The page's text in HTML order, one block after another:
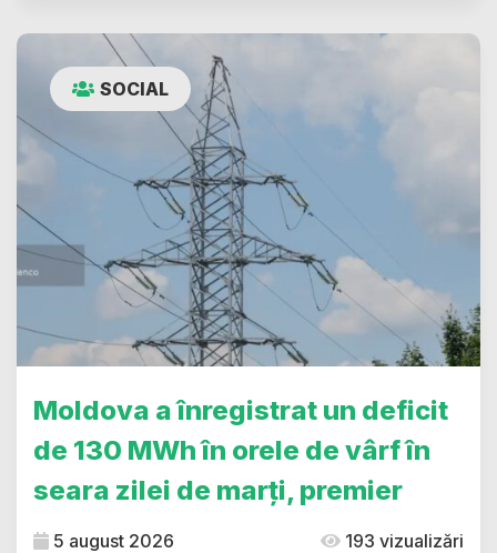
SOCIAL
Moldova a înregistrat un deficit
de 130 MWh în orele de vârf în
seara zilei de marți, premier
5 august 2026 193 vizualizări